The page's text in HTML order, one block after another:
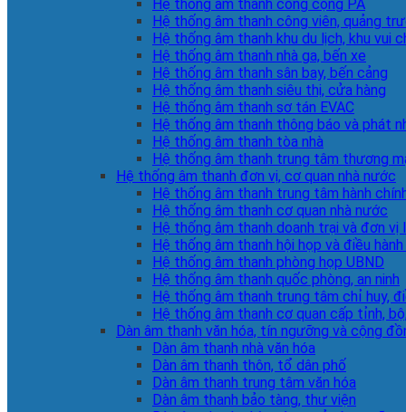
Hệ thống âm thanh công cộng PA
Hệ thống âm thanh công viên, quảng
Hệ thống âm thanh khu du lịch, khu vui
Hệ thống âm thanh nhà ga, bến xe
Hệ thống âm thanh sân bay, bến cảng
Hệ thống âm thanh siêu thị, cửa hàng
Hệ thống âm thanh sơ tán EVAC
Hệ thống âm thanh thông báo và phát
Hệ thống âm thanh tòa nhà
Hệ thống âm thanh trung tâm thương
Hệ thống âm thanh đơn vị, cơ quan nhà nước
Hệ thống âm thanh trung tâm hành
Hệ thống âm thanh cơ quan nhà nước
Hệ thống âm thanh doanh trại và đơn
Hệ thống âm thanh hội họp và điều
Hệ thống âm thanh phòng họp UBND
Hệ thống âm thanh quốc phòng, an ninh
Hệ thống âm thanh trung tâm chỉ huy,
Hệ thống âm thanh cơ quan cấp tỉnh,
Dàn âm thanh văn hóa, tín ngưỡng và cộng
Dàn âm thanh nhà văn hóa
Dàn âm thanh thôn, tổ dân phố
Dàn âm thanh trung tâm văn hóa
Dàn âm thanh bảo tàng, thư viện